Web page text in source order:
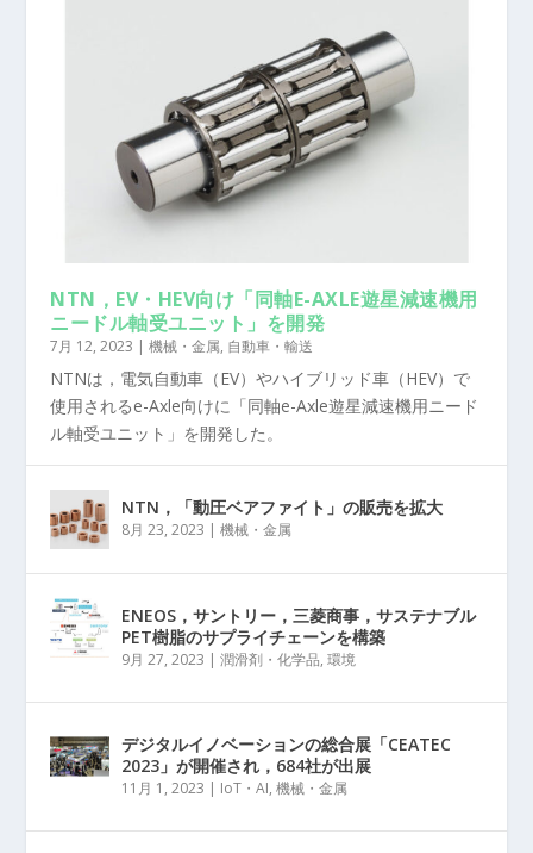
NTN，EV・HEV向け「同軸E-AXLE遊星減速機用
ニードル軸受ユニット」を開発
7月 12, 2023 |機械・金属, 自動車・輸送
NTNは，電気自動車（EV）やハイブリッド車（HEV）で
使用されるe-Axle向けに「同軸e-Axle遊星減速機用ニード
ル軸受ユニット」を開発した。
NTN，「動圧ベアファイト」の販売を拡大
8月 23, 2023 |機械・金属
ENEOS，サントリー，三菱商事，サステナブル
PET樹脂のサプライチェーンを構築
9月 27, 2023 |潤滑剤・化学品,環境
デジタルイノベーションの総合展「CEATEC
2023」が開催され，684社が出展
11月 1, 2023 | IoT・AI,機械・金属